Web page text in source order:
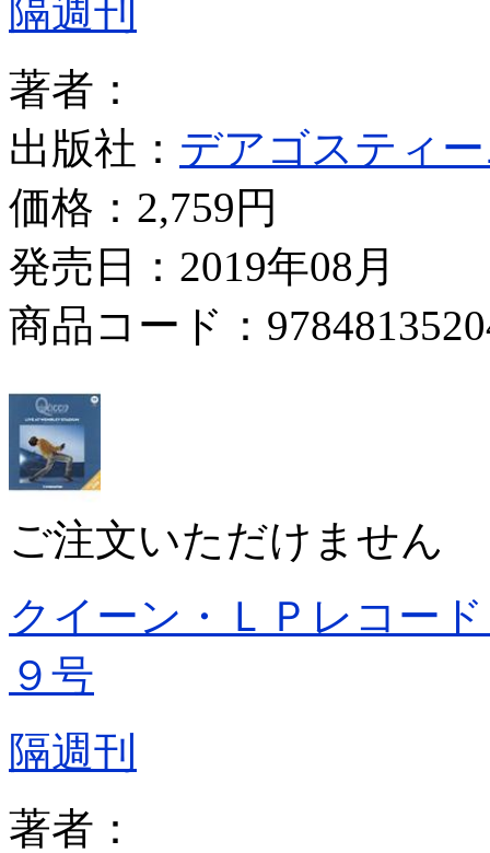
隔週刊
著者：
出版社： デアゴスティ
価格： 2,759円
発売日：2019年08月
商品コード：
ご注文いただけません
クイーン・ＬＰレコー
９号
隔週刊
著者：